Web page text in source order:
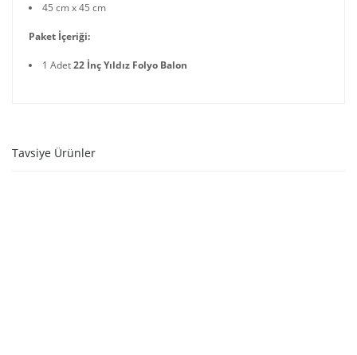
45 cm x 45 cm
Paket İçeriği:
1 Adet22 İnç Yıldız Folyo Balon
Tavsiye Ürünler